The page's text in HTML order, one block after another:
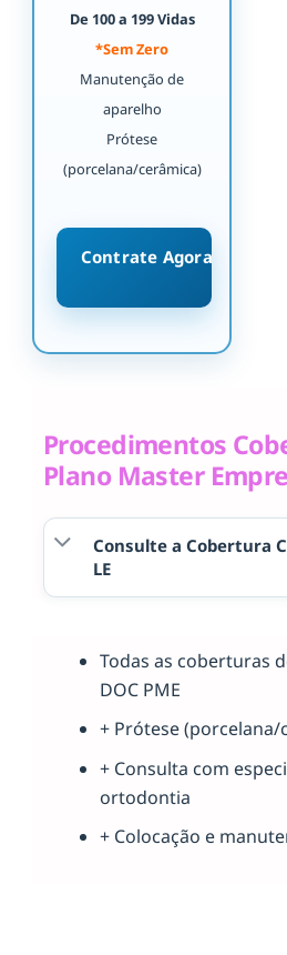
De 100 a 199 Vidas
*Sem Zero
Manutenção de
aparelho
Prótese
(porcelana/cerâmica)
Contrate Agora
Procedimentos
Plano Master
Consulte a Cobertura
LE
Todas as coberturas
DOC PME
+ Prótese (porcelana/
+ Consulta com
ortodontia
+ Colocação e